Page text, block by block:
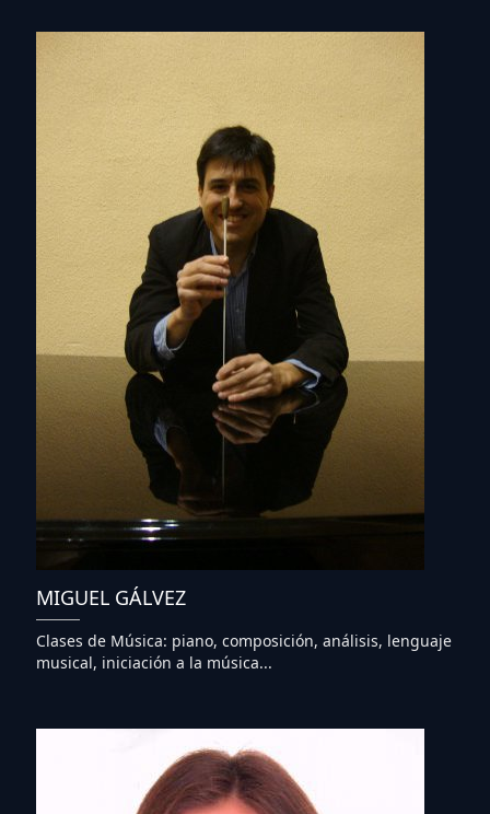
MIGUEL GÁLVEZ
Clases de Música: piano, composición, análisis, lenguaje
musical, iniciación a la música...